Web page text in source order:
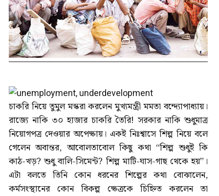
চাকরি নিয়ে তুমুল মস্করা করলেন মুখ্যমন্ত্রী মমতা বন্দ্যোপাধ্যায়।
রাজ্যে নাকি ৩০ হাজার চাকরি তৈরি! সরকার নাকি শুধুমাত্র
নিয়োগপত্র দেওয়ার অপেক্ষায়। একই নিঃশ্বাসে শিল্প নিয়ে বলে
গেলেন অবান্তর, আবোলতাবোল কিছু কথা “শিল্প শুধুই কি
কাঠ-খড়? শুধু বালি-সিমেন্ট? শিল্প মাটি-ঘাস-গাছ থেকে হয়”।
এটা বলতে তিনি কোন ধরনের শিল্পের কথা বোঝালেন,
কর্মসংস্থানের কোন বিকল্প ক্ষেত্রকে চিহ্নিত করলেন তা